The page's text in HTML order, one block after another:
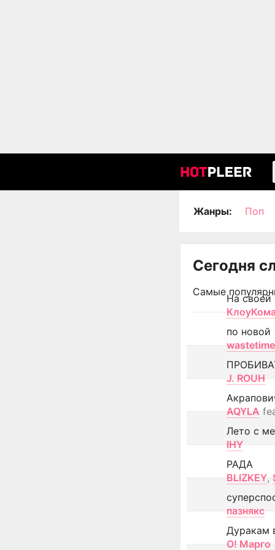
Жанры: Поп
Сегодня
Самые
На своей
по новой
wastetime
J. ROUH
AQYLA
Лето с
IHY
РАДА
BLIZKEY,
пазнякс
Дуракам
О! Марго